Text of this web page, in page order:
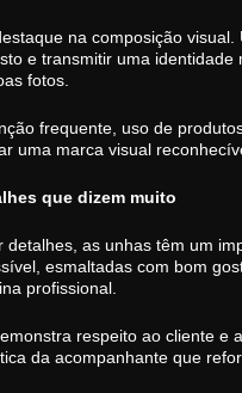
na composição
e transmitir uma
fotos.
frequente, uso de
uma marca visual
que dizem muito
detalhes, as unhas têm um
esmaltadas com bom
profissional.
respeito ao cliente
da acompanhante que